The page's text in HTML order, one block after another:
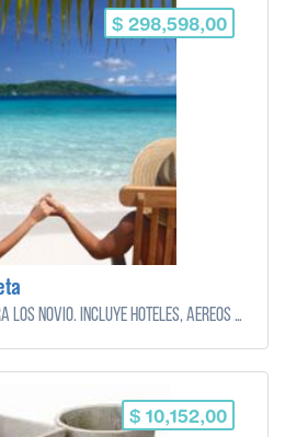
$ 298,598,00
Completa luna de miel para los novio. Incluye hoteles, aéreos y excursiones.
$ 10,152,00